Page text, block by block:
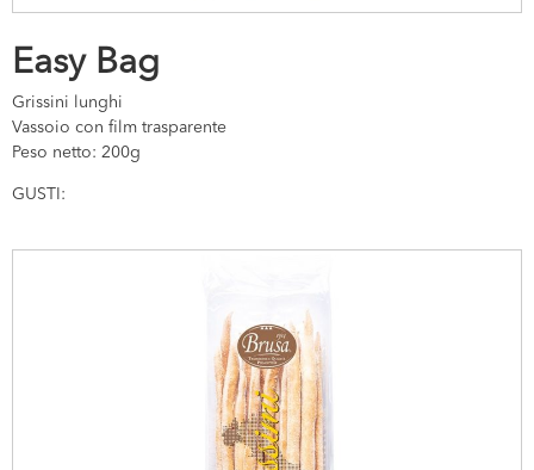
Easy Bag
Grissini lunghi
Vassoio con film trasparente
Peso netto: 200g
GUSTI: